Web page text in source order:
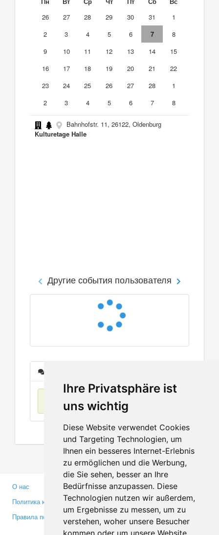
Ihre Privatsphäre ist
uns wichtig
Diese Website verwendet Cookies
und Targeting Technologien, um
Ihnen ein besseres Internet-Erlebnis
zu ermöglichen und die Werbung,
die Sie sehen, besser an Ihre
Bedürfnisse anzupassen. Diese
Technologien nutzen wir außerdem,
um Ergebnisse zu messen, um zu
verstehen, woher unsere Besucher
kommen oder um unsere Website
26
27 28 29 30 31
1
2
3 4 5 6 7
8
9
10 11 12 13 14
15
16
17 18 19 20 21
22
23
24 25 26 27 28
1
2
3 4 5 6 7 8
Bahnhofstr. 11, 26122, Oldenburg
Kulturetage Halle
Другие события пользователя
О нас
Политика конфиденциальности
Правила пользования
Партнерам
Инвесторам
Медиа